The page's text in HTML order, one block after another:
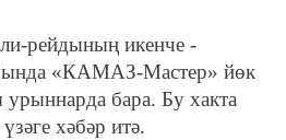
рейдының икенче -
«КАМАЗ-Мастер» йөк
бара. Бу хакта
хәбәр итә.